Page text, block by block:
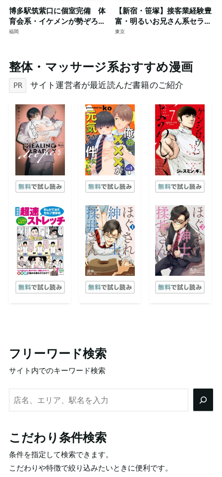
博多駅筑紫口に個室完備 体
育会系・イケメンが勢ぞろ
い！！只今、新規スタッフも
福岡
【新宿・笹塚】接客業経験豊
富・明るいお兄さん系セラピ
ストによる本格ゲイマッサー
東京
整体・マッサージ系おすすめ漫画
PR サイト運営者が最近読んだ書籍のご紹介
フリーワード検索
サイト内でのキーワード検索
検
索
こだわり条件検索
条件を指定して検索できます。
こだわりや特徴で絞り込みたいときに便利です。